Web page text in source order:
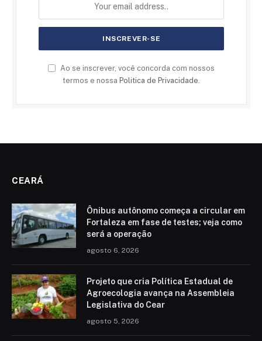
Ao se inscrever, você concorda com nossos
termos e nossa Politica de Privacidade
CEARÁ
Ônibus autônomo começa a circular em
Fortaleza em fase de testes; veja como
será a operação
agosto 6, 2026
Projeto que cria Política Estadual de
Agroecologia avança na Assembleia
Legislativa do Cear
agosto 5, 2026